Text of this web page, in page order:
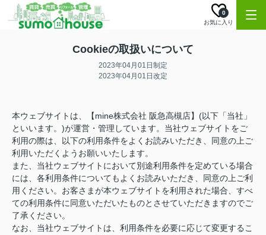
お気に入り
0
Cookieの取扱いについて
2023年04月01日制定
2023年04月01日改定
本ウェブサイトは、【mine株式会社 阪急高槻店】(以下「当社」
といいます。)が運営・管理しています。当社ウェブサイトをご
利用の際は、以下の利用条件をよくお読みいただき、同意の上ご
利用いただくようお願いいたします。
また、当社ウェブサイトにおいて別途利用条件を定めている場合
には、各利用条件についてもよくお読みいただき、同意の上ご利
用ください。お客さまが本ウェブサイトを利用された場合、すべ
ての利用条件に同意いただいたものとさせていただきますのでご
了承ください。
なお、当社ウェブサイトは、利用条件を必要に応じて変更するこ